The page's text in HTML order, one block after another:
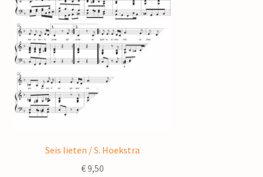
Seis lieten / S. Hoekstra
€9,50